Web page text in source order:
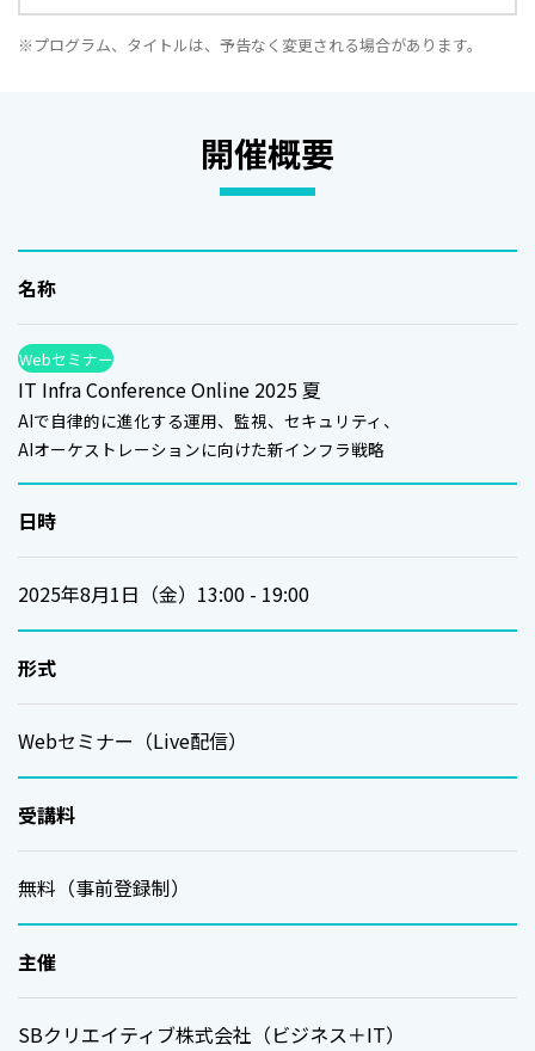
※プログラム、タイトルは、予告なく変更される場合があります。
開催概要
名称
Webセミナー
IT Infra Conference Online 2025 夏
AIで自律的に進化する運用、監視、セキュリティ、
AIオーケストレーションに向けた新インフラ戦略
日時
2025年8月1日（金）13:00 - 19:00
形式
Webセミナー（Live配信）
受講料
無料（事前登録制）
主催
SBクリエイティブ株式会社（ビジネス＋IT）